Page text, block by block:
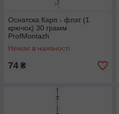
Оснатска Карп - флэт (1
крючок) 30 грамм
ProfMontazh
Немає в наявності
74 ₴